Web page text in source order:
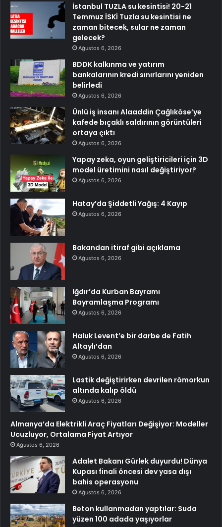
İstanbul TUZLA su kesintisi! 20-21
Temmuz İSKİ Tuzla su kesintisi ne
zaman bitecek, sular ne zaman
gelecek?
Ağustos 6, 2026
BDDK kalkınma ve yatırım
bankalarının kredi sınırlarını yeniden
belirledi
Ağustos 6, 2026
Ünlü iş insanı Alaaddin Çağlıköse’ye
kafede bıçaklı saldırının görüntüleri
ortaya çıktı
Ağustos 6, 2026
Yapay zeka, oyun geliştiricileri için 3D
model üretimini nasıl değiştiriyor?
Ağustos 6, 2026
Hatay’da Şiddetli Yağış: 4 Kayıp
Ağustos 6, 2026
Bakandan itiraf gibi açıklama
Ağustos 6, 2026
Iğdır’da Kurban Bayramı
Bayramlaşma Programı
Ağustos 6, 2026
Haluk Levent’e bir darbe de Fatih
Altaylı’dan
Ağustos 6, 2026
Lastik değiştirirken devrilen römorkun
altında kalıp öldü
Ağustos 6, 2026
Almanya’da Elektrikli Araç Fiyatları Değişiyor: Modeller
Ucuzluyor, Ortalama Fiyat Artıyor
Ağustos 6, 2026
Adalet Bakanı Gürlek duyurdu! Dünya
Kupası finali öncesi dev yasa dışı
bahis operasyonu
Ağustos 6, 2026
Beton kullanmadan yaptılar: Suda
yüzen 100 adada yaşıyorlar